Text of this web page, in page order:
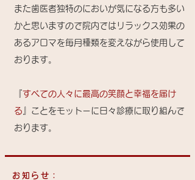
また歯医者独特のにおいが気になる方も多い
かと思いますので院内ではリラックス効果の
あるアロマを毎月種類を変えながら使用して
おります。
すべての人々に最高の笑顔と幸福を届け
る 』ことをモットーに日々診療に取り組んで
おります。
お知らせ：